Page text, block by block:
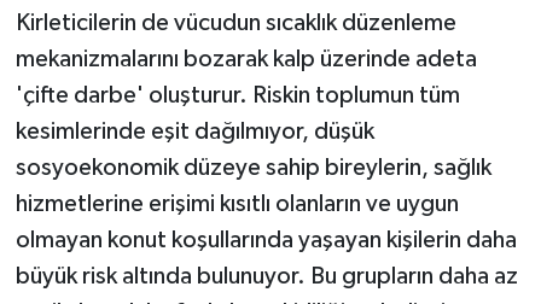
Kirleticilerin de vücudun sıcaklık düzenleme
mekanizmalarını bozarak kalp üzerinde adeta
'çifte darbe' oluşturur. Riskin toplumun tüm
kesimlerinde eşit dağılmıyor, düşük
sosyoekonomik düzeye sahip bireylerin, sağlık
hizmetlerine erişimi kısıtlı olanların ve uygun
olmayan konut koşullarında yaşayan kişilerin daha
büyük risk altında bulunuyor. Bu grupların daha az